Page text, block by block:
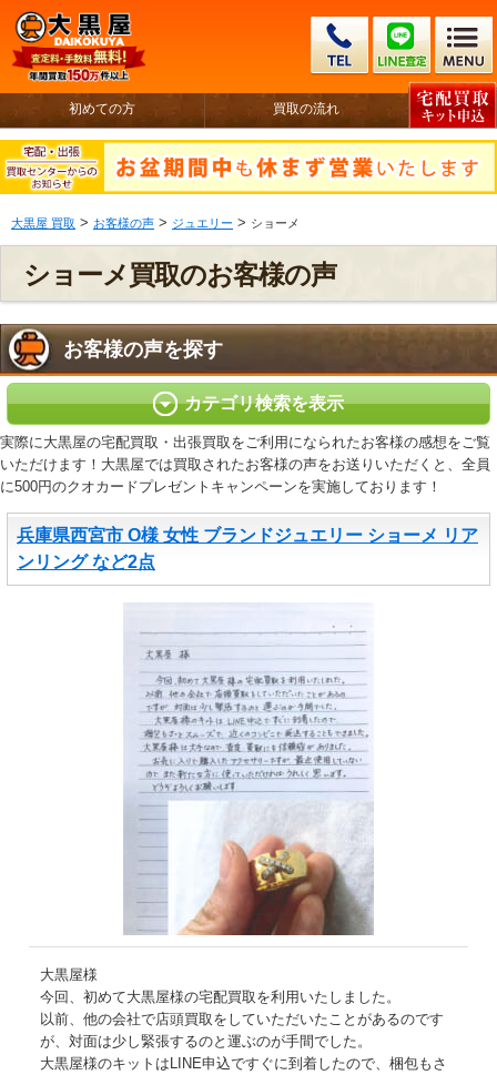
初めての方 買取の流れ
大黒屋 買取 > お客様の声 > ジュエリー > ショーメ
ショーメ買取のお客様の声
お客様の声を探す
カテゴリ検索を表示
実際に大黒屋の宅配買取・出張買取をご利用になられたお客様の感想をご覧
いただけます！大黒屋では買取されたお客様の声をお送りいただくと、全員
に500円のクオカードプレゼントキャンペーンを実施しております！
兵庫県西宮市 O様 女性 ブランドジュエリー ショーメ リア
ンリング など2点
大黒屋様
今回、初めて大黒屋様の宅配買取を利用いたしました。
以前、他の会社で店頭買取をしていただいたことがあるのです
が、対面は少し緊張するのと運ぶのが手間でした。
大黒屋様のキットはLINE申込ですぐに到着したので、梱包もさ